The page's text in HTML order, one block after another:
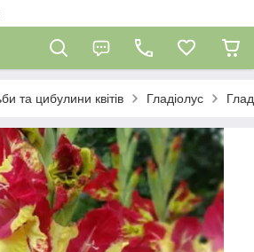
та цибулини квітів Гладіолус